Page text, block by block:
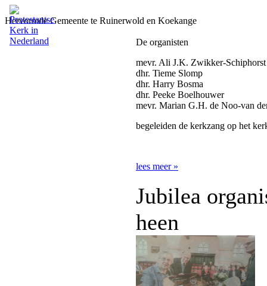
Hervormde Gemeente te Ruinerwold en Koekange
De organisten
mevr. Ali J.K. Zwikker-Schiphorst
dhr. Tieme Slomp
dhr. Harry Bosma
dhr. Peeke Boelhouwer
mevr. Marian G.H. de Noo-van
begeleiden de kerkzang op het
lees meer »
Jubilea
heen